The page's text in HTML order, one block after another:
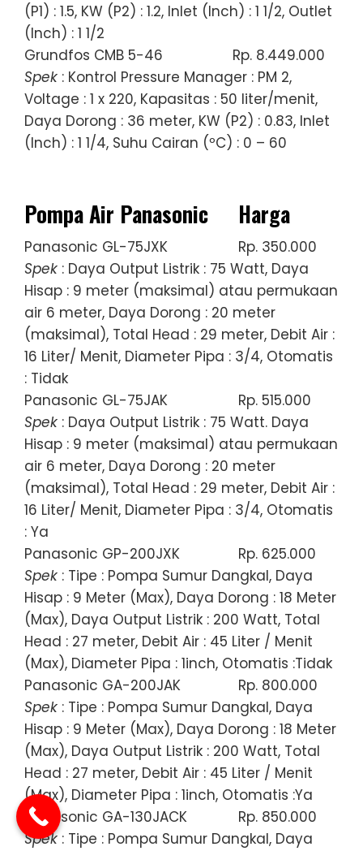
(P1) : 1.5, KW (P2) : 1.2, Inlet (Inch) : 1 1/2, Outlet
(Inch) : 1 1/2
Grundfos CMB 5-46
Rp. 8.449.000
Spek : Kontrol Pressure Manager : PM 2,
Voltage : 1 x 220, Kapasitas : 50 liter/menit,
Daya Dorong : 36 meter, KW (P2) : 0.83, Inlet
(Inch) : 1 1/4, Suhu Cairan (ºC) : 0 – 60
Pompa Air Panasonic Harga
Panasonic GL-75JXK
Rp. 350.000
Spek : Daya Output Listrik : 75 Watt, Daya
Hisap : 9 meter (maksimal) atau permukaan
air 6 meter, Daya Dorong : 20 meter
(maksimal), Total Head : 29 meter, Debit Air :
16 Liter/ Menit, Diameter Pipa : 3/4, Otomatis
: Tidak
Panasonic GL-75JAK
Rp. 515.000
Spek : Daya Output Listrik : 75 Watt. Daya
Hisap : 9 meter (maksimal) atau permukaan
air 6 meter, Daya Dorong : 20 meter
(maksimal), Total Head : 29 meter, Debit Air :
16 Liter/ Menit, Diameter Pipa : 3/4, Otomatis
: Ya
Panasonic GP-200JXK
Rp. 625.000
Spek : Tipe : Pompa Sumur Dangkal, Daya
Hisap : 9 Meter (Max), Daya Dorong : 18 Meter
(Max), Daya Output Listrik : 200 Watt, Total
Head : 27 meter, Debit Air : 45 Liter / Menit
(Max), Diameter Pipa : 1inch, Otomatis :Tidak
Panasonic GA-200JAK
Rp. 800.000
Spek : Tipe : Pompa Sumur Dangkal, Daya
Hisap : 9 Meter (Max), Daya Dorong : 18 Meter
(Max), Daya Output Listrik : 200 Watt, Total
Head : 27 meter, Debit Air : 45 Liter / Menit
(Max), Diameter Pipa : 1inch, Otomatis :Ya
Panasonic GA-130JACK
Rp. 850.000
Spek: Tipe : Pompa Sumur Dangkal, Daya